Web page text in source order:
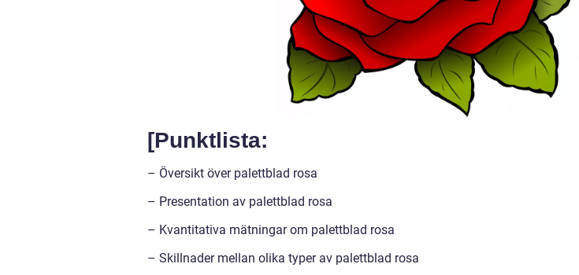
[Punktlista:
– Översikt över palettblad rosa
– Presentation av palettblad rosa
– Kvantitativa mätningar om palettblad rosa
– Skillnader mellan olika typer av palettblad rosa